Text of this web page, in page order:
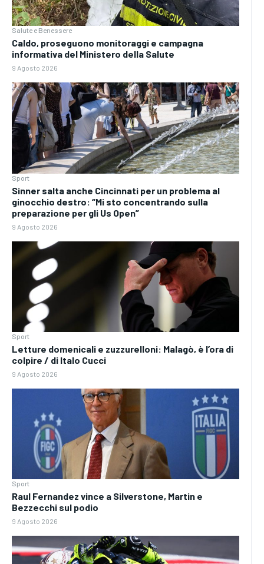
Salute e Benessere
Caldo, proseguono monitoraggi e campagna
informativa del Ministero della Salute
9 Agosto 2026
Sport
Sinner salta anche Cincinnati per un problema al
ginocchio destro: “Mi sto concentrando sulla
preparazione per gli Us Open”
9 Agosto 2026
Sport
Letture domenicali e zuzzurelloni: Malagò, è l’ora di
colpire / di Italo Cucci
9 Agosto 2026
Sport
Raul Fernandez vince a Silverstone, Martin e
Bezzecchi sul podio
9 Agosto 2026